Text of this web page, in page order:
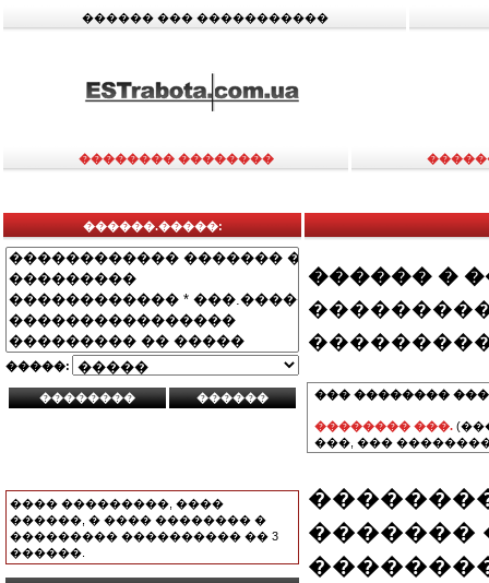
������ ��� �����������
�������� ��������
������.�����:
�����:
���� ���������, ����
������, � ���� �������� �
��������� ���������� �� 3
������.
������ �
��� ��������
�������� ���.
���, ���
�������